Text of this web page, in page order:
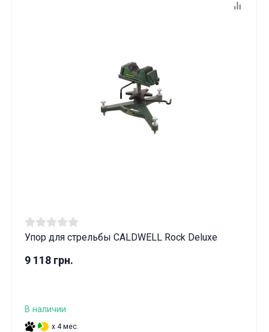
Упор для стрельбы CALDWELL Rock Deluxe
9 118 грн.
В наличии
x 4 мес.